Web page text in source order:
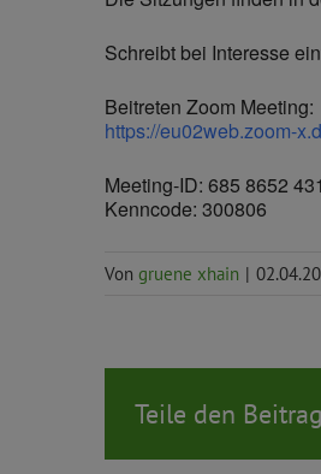
Schreibt bei Interesse
Beitreten Zoom Meeting:
https://eu02web.zoom-
Meeting-ID: 685 8652
Kenncode: 300806
Von gruene xhain |
Teile den Beitrag